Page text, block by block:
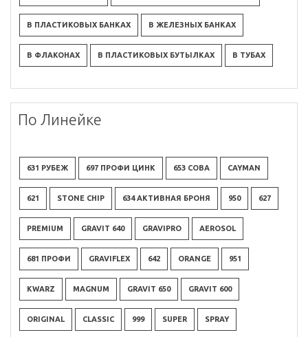
В ПЛАСТИКОВЫХ БАНКАХ В ЖЕЛЕЗНЫХ БАНКАХ
В ФЛАКОНАХ В ПЛАСТИКОВЫХ БУТЫЛКАХ В ТУБАХ
По Линейке
631 РУБЕЖ 697 ПРОФИ ЦИНК 653 СОВА CAYMAN
621 STONE CHIP 634 АКТИВНАЯ БРОНЯ 950 627
PREMIUM GRAVIT 640 GRAVIPRO AEROSOL
681 ПРОФИ GRAVIFLEX 642 ORANGE 951
KWARZ MAGNUM GRAVIT 650 GRAVIT 600
ORIGINAL CLASSIC 999 SUPER SPRAY